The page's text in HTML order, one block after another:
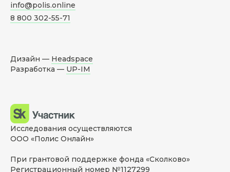
info@polis.online
8 800 302-55-71
Дизайн — Headspace
Разработка — UP-IM
Исследования осуществляются
ООО «Полис Онлайн»
При грантовой поддержке фонда «Сколково»
Регистрационный номер №1127299